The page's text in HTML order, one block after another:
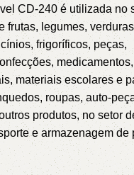
CD-240 é utilizada no
frutas, legumes,
frigoríficos, peças,
materiais escolares e
roupas, auto-
produtos, no setor
e armazenagem de